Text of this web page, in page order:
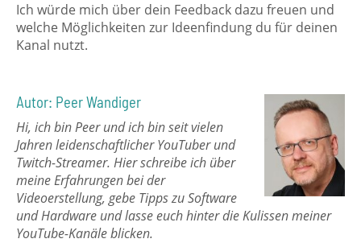
Ich würde mich über dein Feedback dazu freuen und
welche Möglichkeiten zur Ideenfindung du für deinen
Kanal nutzt.
Autor: Peer Wandiger
Hi, ich bin Peer und ich bin seit vielen
Jahren leidenschaftlicher YouTuber und
Twitch-Streamer. Hier schreibe ich über
meine Erfahrungen bei der
Videoerstellung, gebe Tipps zu Software
und Hardware und lasse euch hinter die Kulissen meiner
YouTube-Kanäle blicken.